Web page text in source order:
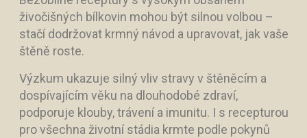
živočišných bílkovin mohou být silnou volbou –
stačí dodržovat krmný návod a upravovat, jak vaše
štěně roste.
Výzkum ukazuje silný vliv stravy v štěněcím a
dospívajícím věku na dlouhodobé zdraví,
podporuje klouby, trávení a imunitu. I s recepturou
pro všechna životní stádia krmte podle pokynů